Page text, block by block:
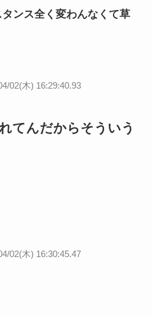
ンス全く変わんなくて草
02(木) 16:29:40.93
てんだからそういう
02(木) 16:30:45.47